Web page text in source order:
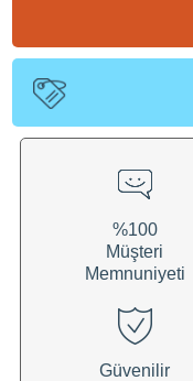
%100
Müşteri
Memnuniyeti
Güvenilir